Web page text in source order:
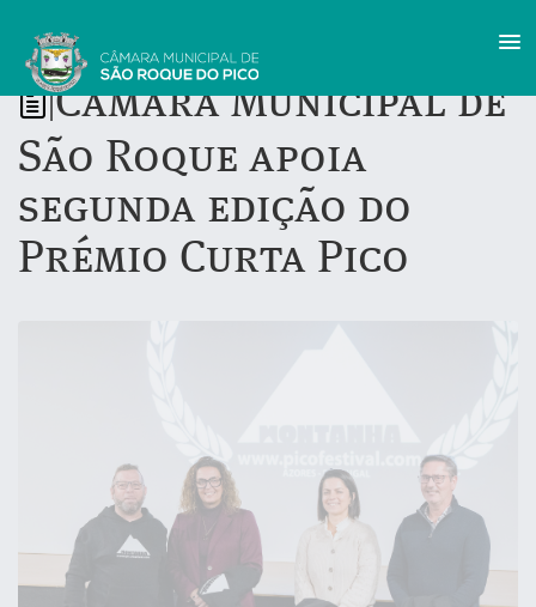
Câmara Municipal de
São Roque apoia
segunda edição do
Prémio Curta Pico